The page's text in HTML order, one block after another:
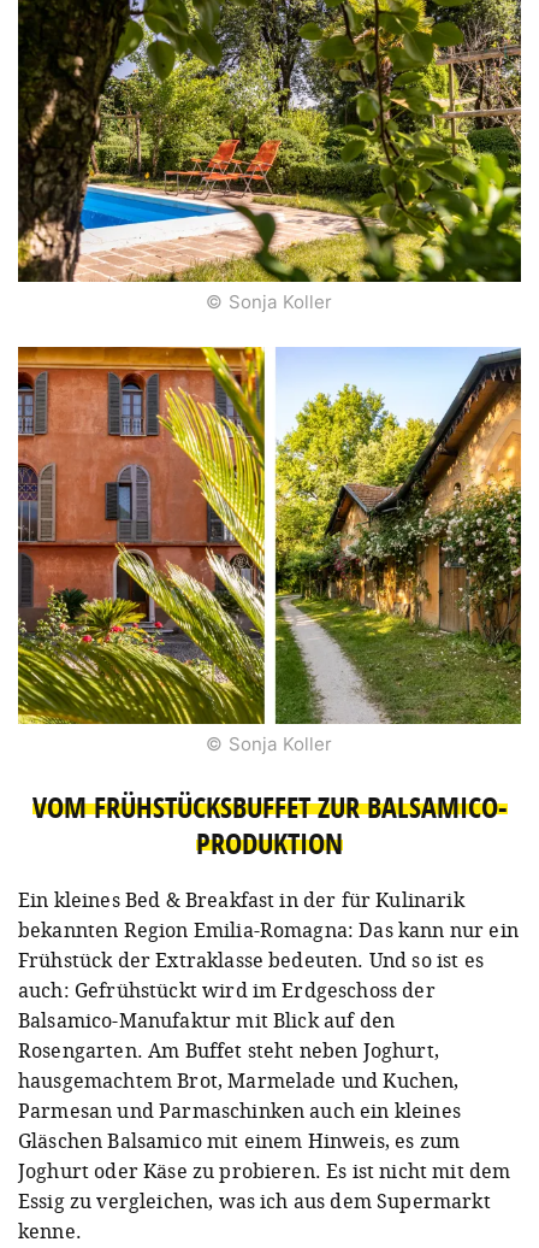
© Sonja Koller
© Sonja Koller
VOM FRÜHSTÜCKSBUFFET ZUR BALSAMICO-
PRODUKTION
Ein kleines Bed & Breakfast in der für Kulinarik
bekannten Region Emilia-Romagna: Das kann nur ein
Frühstück der Extraklasse bedeuten. Und so ist es
auch: Gefrühstückt wird im Erdgeschoss der
Balsamico-Manufaktur mit Blick auf den
Rosengarten. Am Buffet steht neben Joghurt,
hausgemachtem Brot, Marmelade und Kuchen,
Parmesan und Parmaschinken auch ein kleines
Gläschen Balsamico mit einem Hinweis, es zum
Joghurt oder Käse zu probieren. Es ist nicht mit dem
Essig zu vergleichen, was ich aus dem Supermarkt
kenne.